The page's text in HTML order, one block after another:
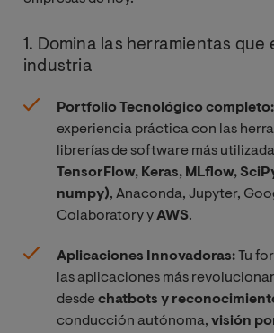
1. Domina las herramientas que
industria
Portfolio Tecnológico completo:
experiencia práctica con las
librerías de software más
TensorFlow, Keras, MLflow,
numpy), Anaconda, Jupyter,
Colaboratory yAWS.
Aplicaciones Innovadoras: Tu
las aplicaciones más
desdechatbots y
conducción autónoma, visión